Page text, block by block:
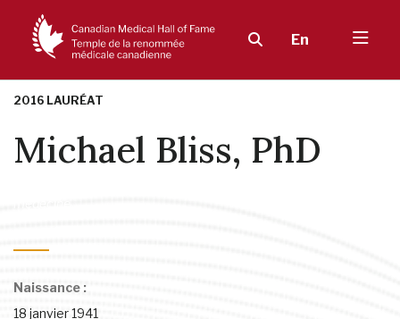
En
2016 LAURÉAT
Michael Bliss, PhD
Naissance :
18 janvier 1941